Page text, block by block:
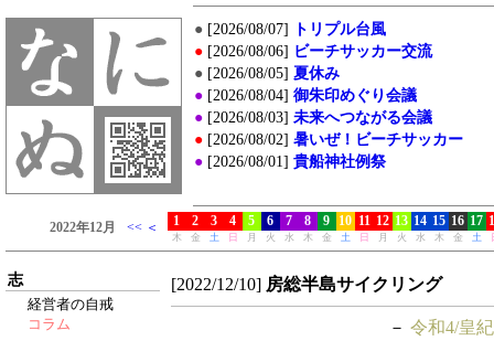
志
経営者の自戒
コラム
[2022/12/10] 房総半島サイクリング
－ 令和4/皇